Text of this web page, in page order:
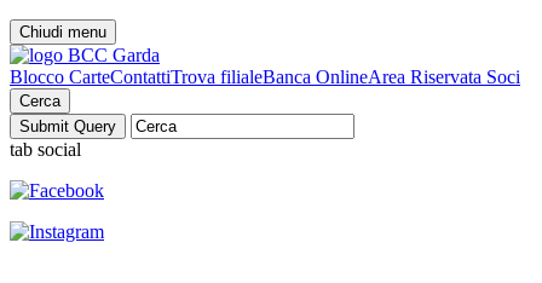
Chiudi menu
Blocco CarteContattiTrova filialeBanca OnlineArea Riservata Soci
Cerca
tab social